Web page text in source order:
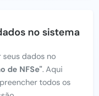
no sistema
dados no
de NFSe". Aqui
todos os